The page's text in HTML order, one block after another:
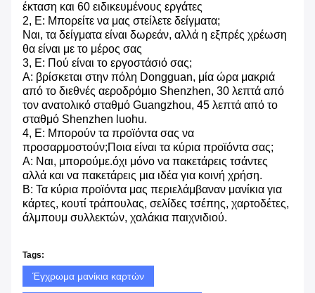
έκταση και 60 ειδικευμένους εργάτες
2, Ε: Μπορείτε να μας στείλετε δείγματα;
Ναι, τα δείγματα είναι δωρεάν, αλλά η εξπρές χρέωση
θα είναι με το μέρος σας
3, Ε: Πού είναι το εργοστάσιό σας;
Α: βρίσκεται στην πόλη Dongguan, μία ώρα μακριά
από το διεθνές αεροδρόμιο Shenzhen, 30 λεπτά από
τον ανατολικό σταθμό Guangzhou, 45 λεπτά από το
σταθμό Shenzhen luohu.
4, Ε: Μπορούν τα προϊόντα σας να
προσαρμοστούν;Ποια είναι τα κύρια προϊόντα σας;
Α: Ναι, μπορούμε.όχι μόνο να πακετάρεις τσάντες
αλλά και να πακετάρεις μια ιδέα για κοινή χρήση.
Β: Τα κύρια προϊόντα μας περιελάμβαναν μανίκια για
κάρτες, κουτί τράπουλας, σελίδες τσέπης, χαρτοδέτες,
άλμπουμ συλλεκτών, χαλάκια παιχνιδιού.
Tags:
Έγχρωμα μανίκια καρτών